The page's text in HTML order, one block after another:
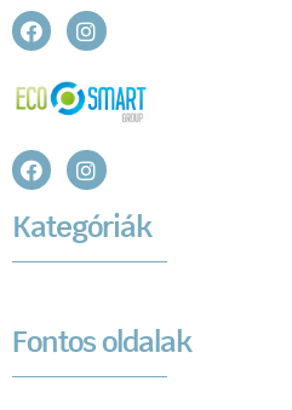
Kategóriák
Fontos oldalak